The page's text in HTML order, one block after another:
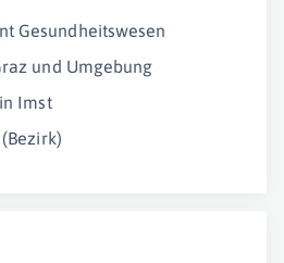
Gesundheitswesen
und Umgebung
Imst